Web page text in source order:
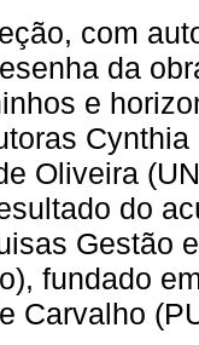
com
da
e
Oliveira
do
Gestão
fundado
Carvalho